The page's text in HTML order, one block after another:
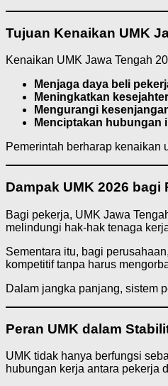
Tujuan Kenaikan UMK
Kenaikan UMK Jawa Tengah
Menjaga daya beli
Meningkatkan
Mengurangi
Menciptakan hubungan
Pemerintah berharap kenaikan
Dampak UMK 2026
Bagi pekerja, UMK Jawa
melindungi hak-hak tenaga
Sementara itu, bagi
kompetitif tanpa harus
Dalam jangka panjang, sistem
Peran UMK dalam
UMK tidak hanya berfungsi
hubungan kerja antara pekerja